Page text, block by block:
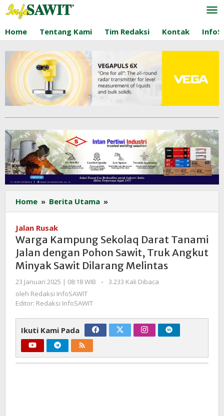
Lewati
ke
konten
Home Tentang Kami Tim Redaksi Kontak
Home » Berita Utama »
Kampung
Darat
Tanami
Jalan
dengan
Pohon
Minyak
Sawit
Jalan Rusak
Warga Kampung Sekolaq Darat Tanami
Jalan dengan Pohon Sawit, Truk Angkut
Minyak Sawit Dilarang Melintas
23 Januari 2025 | 08:18 WIB
oleh
-
3.233 Kali Dibaca
oleh Redaksi InfoSAWIT
Editor: Redaksi InfoSAWIT
Ikuti Kami Pada